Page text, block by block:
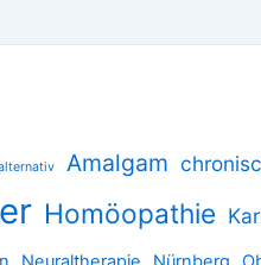
Amalgam
Homöopathie